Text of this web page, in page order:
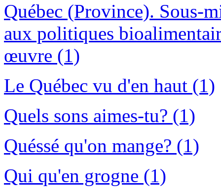
Québec (Province). Sous-
aux politiques
œuvre (1)
Le Québec vu d'en haut (1)
Quels sons aimes-tu? (1)
Quéssé qu'on mange? (1)
Qui qu'en grogne (1)